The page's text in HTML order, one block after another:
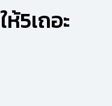
ให้5เถอะ